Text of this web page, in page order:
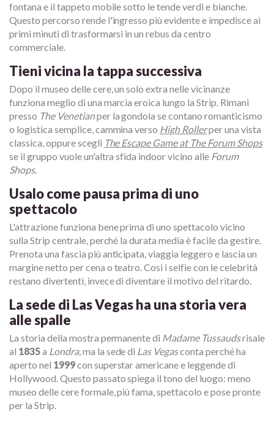
fontana e il tappeto mobile sotto le tende verdi e bianche.
Questo percorso rende l'ingresso più evidente e impedisce ai
primi minuti di trasformarsi in un rebus da centro
commerciale.
Tieni vicina la tappa successiva
Dopo il museo delle cere, un solo extra nelle vicinanze
funziona meglio di una marcia eroica lungo la Strip. Rimani
presso The Venetianper la gondola se contano romanticismo
o logistica semplice, cammina verso High Rollerper una vista
classica, oppure scegli The Escape Game at The Forum Shops
se il gruppo vuole un'altra sfida indoor vicino alle Forum
Shops.
Usalo come pausa prima di uno
spettacolo
L'attrazione funziona bene prima di uno spettacolo vicino
sulla Strip centrale, perché la durata media è facile da gestire.
Prenota una fascia più anticipata, viaggia leggero e lascia un
margine netto per cena o teatro. Così i selfie con le celebrità
restano divertenti, invece di diventare il motivo del ritardo.
La sede di Las Vegas ha una storia vera
alle spalle
La storia della mostra permanente di Madame Tussaudsrisale
al 1835a Londra, ma la sede di Las Vegasconta perché ha
aperto nel 1999con superstar americane e leggende di
Hollywood. Questo passato spiega il tono del luogo: meno
museo delle cere formale, più fama, spettacolo e pose pronte
per la Strip.